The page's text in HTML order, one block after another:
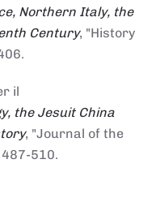
Northern Italy, the
Century, "History
il
the Jesuit China
, "Journal of the
510.